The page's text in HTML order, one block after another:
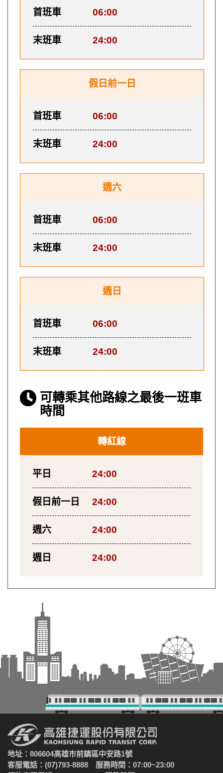
首班車 06:00
末班車 24:00
假日前一日
首班車 06:00
末班車 24:00
週六
首班車 06:00
末班車 24:00
週日
首班車 06:00
末班車 24:00
可轉乘其他路線之最後一班車
時間
轉紅線
平日 24:00
假日前一日 24:00
週六 24:00
週日 24:00
地址：806604高雄市前鎮區中安路1號
客服電話：(07)793-8888 服務時間：07:00~23:00